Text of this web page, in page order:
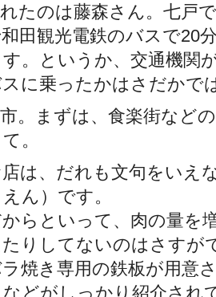
たのは藤森さん。七戸
田観光電鉄のバスで20
。というか、交通機関
に乗ったかはさだかで
。まずは、食楽街など
。
は、だれも文句をいえ
ん）です。
らといって、肉の量を
たりしてないのはさすが
焼き専用の鉄板が用意
どがしっかり紹介され